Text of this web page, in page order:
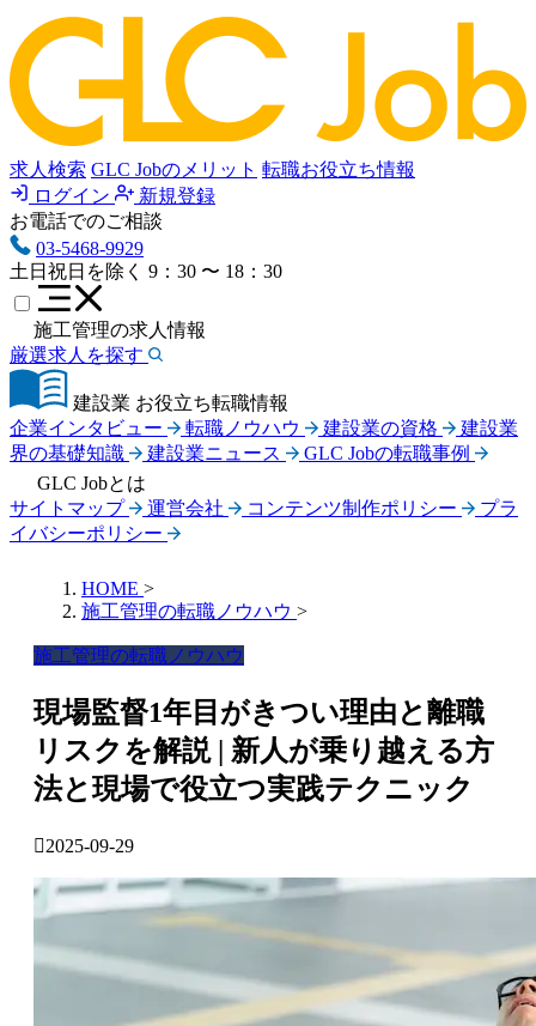
求人検索 GLC Jobのメリット 転職お役立ち情報
ログイン
新規登録
お電話でのご相談
03-5468-9929
土日祝日を除く 9：30 〜 18：30
施工管理の求人情報
厳選求人を探す
建設業 お役立ち転職情報
企業インタビュー
転職ノウハウ 建設業の資格
建設業
界の基礎知識
建設業ニュース
GLC Jobの転職事例
GLC Jobとは
サイトマップ
運営会社 コンテンツ制作ポリシー
プラ
イバシーポリシー
HOME >
施工管理の転職ノウハウ >
施工管理の転職ノウハウ
現場監督1年目がきつい理由と離職
リスクを解説 | 新人が乗り越える方
法と現場で役立つ実践テクニック
2025-09-29